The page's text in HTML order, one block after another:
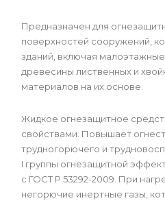
Предназначен для
поверхностей сооружений,
зданий, включая
древесины лиственных и
материалов на их основе.
Жидкое огнезащитное
свойствами. Повышает
трудногорючего и
I группы огнезащитной
с ГОСТ Р 53292-2009. При
негорючие инертные газы,